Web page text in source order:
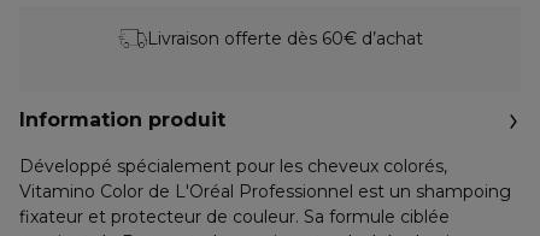
Livraison offerte dès 60€ d’achat
Information produit
Développé spécialement pour les cheveux colorés,
Vitamino Color de L'Oréal Professionnel est un shampoing
fixateur et protecteur de couleur. Sa formule ciblée